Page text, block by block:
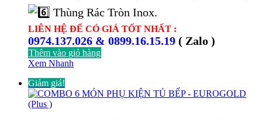
Thùng Rác Tròn Inox.
LIÊN HỆ ĐỂ CÓ GIÁ TỐT NHẤT :
0974.137.026 & 0899.16.15.19 ( Zalo )
Thêm vào giỏ hàng
Xem Nhanh
Giảm giá!